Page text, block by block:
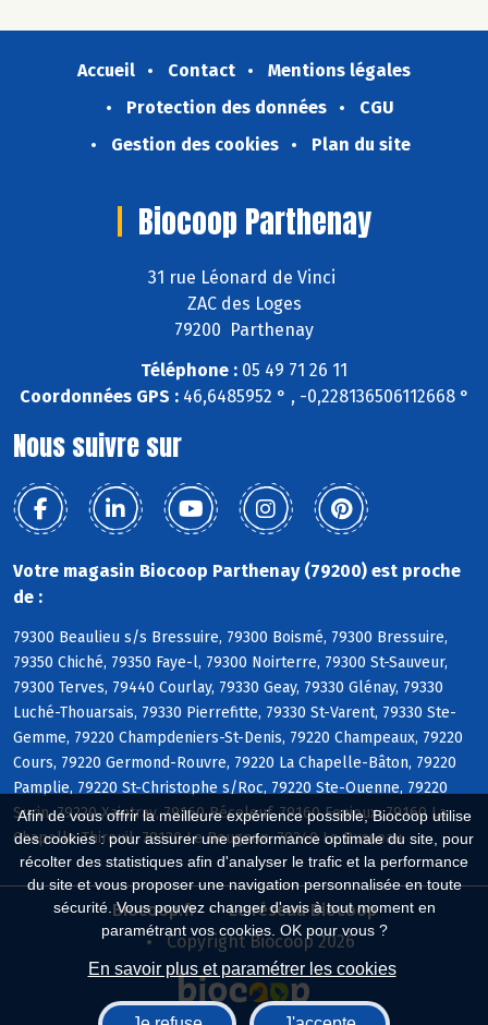
Afin de vous offrir la meilleure expérience possible, Biocoop utilise
des cookies : pour assurer une performance optimale du site, pour
récolter des statistiques afin d'analyser le trafic et la performance
du site et vous proposer une navigation personnalisée en toute
sécurité. Vous pouvez changer d'avis à tout moment en
paramétrant vos cookies. OK pour vous ?
En savoir plus et paramétrer les cookies
Accueil Contact
Mentions légales
Protection des données
CGU
Gestion des cookies
Plan du site
Biocoop Parthenay
31 rue Léonard de Vinci
ZAC des Loges
79200 Parthenay
Téléphone : 05 49 71 26 11
Coordonnées GPS :46,6485952 ° , -0,228136506112668 °
Nous suivre sur
Votre magasin Biocoop Parthenay (79200) est proche
de :
79300 Beaulieu s/s Bressuire, 79300 Boismé, 79300 Bressuire,
79350 Chiché, 79350 Faye-l, 79300 Noirterre, 79300 St-Sauveur,
79300 Terves, 79440 Courlay, 79330 Geay, 79330 Glénay, 79330
Luché-Thouarsais, 79330 Pierrefitte, 79330 St-Varent, 79330 Ste-
Gemme, 79220 Champdeniers-St-Denis, 79220 Champeaux, 79220
Cours, 79220 Germond-Rouvre, 79220 La Chapelle-Bâton, 79220
Pamplie, 79220 St-Christophe s/Roc, 79220 Ste-Ouenne, 79220
Surin, 79220 Xaintray, 79160 Béceleuf, 79160 Fenioux, 79160 La
Chapelle-Thireuil, 79130 Le Beugnon, 79240 Le Busseau
Biocoop.fr
Le réseau Biocoop
Copyright Biocoop 2026